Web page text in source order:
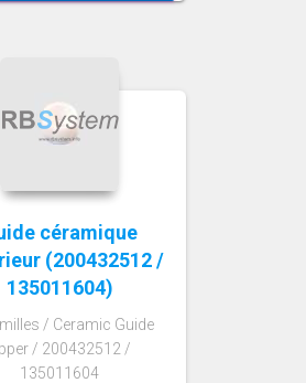
céramique
(200432512 /
135011604)
/ Ceramic Guide
/ 200432512 /
135011604